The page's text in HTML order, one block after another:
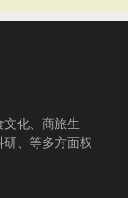
化、商旅生
、等多方面权